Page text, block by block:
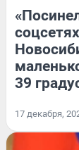
39
17 декабря,